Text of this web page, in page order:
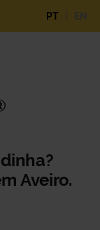
PT
Aveiro.